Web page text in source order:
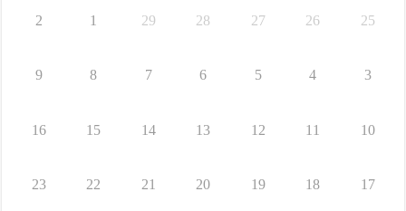
25
26
27
28
29
1
2
3
4
5
6
7
8
9
10
11
12
13
14
15
16
17
18
19
20
21
22
23